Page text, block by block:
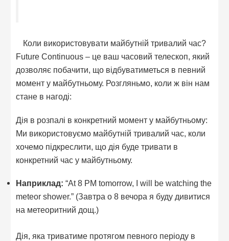
Коли використовувати майбутній тривалий час?
Future Continuous – це ваш часовий телескоп, який
дозволяє побачити, що відбуватиметься в певний
момент у майбутньому. Розгляньмо, коли ж він нам
стане в нагоді:
Дія в розпалі в конкретний момент у майбутньому:
Ми використовуємо майбутній тривалий час, коли
хочемо підкреслити, що дія буде тривати в
конкретний час у майбутньому.
Наприклад:“At 8 PM tomorrow, I will be watching the
meteor shower.” (Завтра о 8 вечора я буду дивитися
на метеоритний дощ.)
Дія, яка триватиме протягом певного періоду в